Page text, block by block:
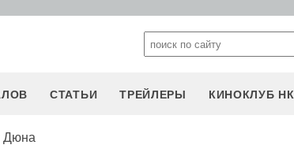
СТАТЬИ ТРЕЙЛЕРЫ КИНОКЛУБ НК
Дюна